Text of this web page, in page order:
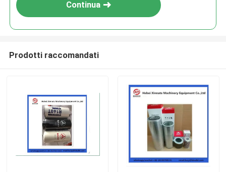
Continua
Prodotti raccomandati